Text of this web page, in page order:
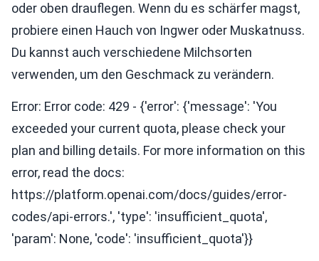
oder oben drauflegen. Wenn du es schärfer magst,
probiere einen Hauch von Ingwer oder Muskatnuss.
Du kannst auch verschiedene Milchsorten
verwenden, um den Geschmack zu verändern.
Error: Error code: 429 - {'error': {'message': 'You
exceeded your current quota, please check your
plan and billing details. For more information on this
error, read the docs:
https://platform.openai.com/docs/guides/error-
codes/api-errors.', 'type': 'insufficient_quota',
'param': None, 'code': 'insufficient_quota'}}